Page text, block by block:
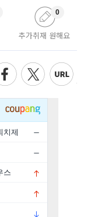
추가취재 원해요
0